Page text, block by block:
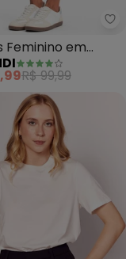
Feminina
Feminino em
(Preto)
R$ 99,99